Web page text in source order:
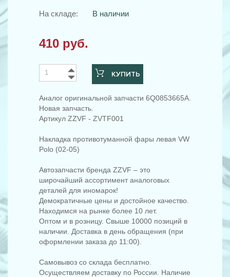
На складе: В наличии
410 руб.
КУПИТЬ
Аналог оригинальной запчасти 6Q0853665A.
Новая запчасть.
Артикул ZZVF - ZVTF001
Накладка противотуманной фары левая VW
Polo (02-05)
Автозапчасти бренда ZZVF – это
широчайший ассортимент аналоговых
деталей для иномарок!
Демократичные цены и достойное качество.
Находимся на рынке более 10 лет.
Оптом и в розницу. Свыше 10000 позиций в
наличии. Доставка в день обращения (при
оформлении заказа до 11:00).
Самовывоз со склада бесплатно.
Осуществляем доставку по России. Наличие